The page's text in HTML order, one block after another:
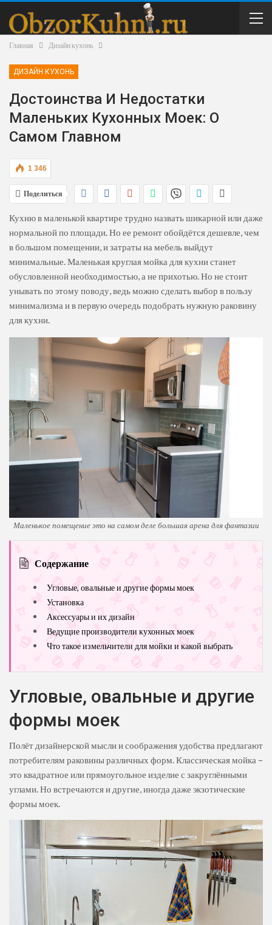
Главная Дизайн кухонь
ДИЗАЙН КУХОНЬ
Достоинства И Недостатки
Маленьких Кухонных Моек: О
Самом Главном
1 346
Поделиться
Кухню в маленькой квартире трудно назвать шикарной или даже
нормальной по площади. Но ее ремонт обойдётся дешевле, чем
в большом помещении, и затраты на мебель выйдут
минимальные. Маленькая круглая мойка для кухни станет
обусловленной необходимостью, а не прихотью. Но не стоит
унывать по этому поводу, ведь можно сделать выбор в пользу
минимализма и в первую очередь подобрать нужную раковину
для кухни.
Маленькое помещение это на самом деле большая арена для фантазии
Содержание
Угловые, овальные и другие формы моек
Установка
Аксессуары и их дизайн
Ведущие производители кухонных моек
Что такое измельчители для мойки и какой выбрать
Угловые, овальные и другие
формы моек
Полёт дизайнерской мысли и соображения удобства предлагают
потребителям раковины различных форм. Классическая мойка –
это квадратное или прямоугольное изделие с закруглёнными
углами. Но встречаются и другие, иногда даже экзотические
формы моек.